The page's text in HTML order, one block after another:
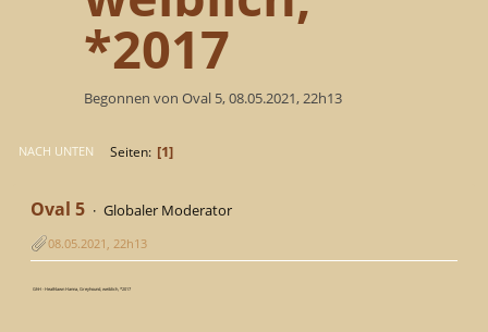
*2017
Begonnen von Oval 5, 08.05.2021, 22h13
NACH UNTEN Seiten 1
Oval 5 Globaler Moderator
08.05.2021, 22h13
GhH - Heathlawn Hanna, Greyhound, weiblich, *2017